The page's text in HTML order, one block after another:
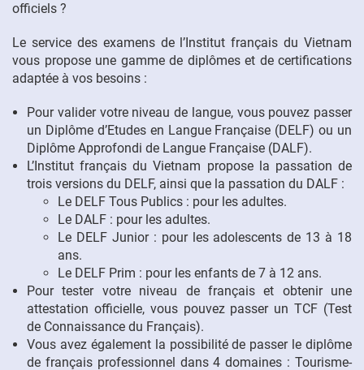
VI
officiels ?
Le service des examens de l’Institut français du Vietnam
vous propose une gamme de diplômes et de certifications
adaptée à vos besoins :
Pour valider votre niveau de langue, vous pouvez passer
un Diplôme d’Etudes en Langue Française (DELF) ou un
Diplôme Approfondi de Langue Française (DALF).
L’Institut français du Vietnam propose la passation de
trois versions du DELF, ainsi que la passation du DALF :
Le DELF Tous Publics : pour les adultes.
Le DALF : pour les adultes.
Le DELF Junior : pour les adolescents de 13 à 18
ans.
Le DELF Prim : pour les enfants de 7 à 12 ans.
Pour tester votre niveau de français et obtenir une
attestation officielle, vous pouvez passer un TCF (Test
de Connaissance du Français).
Vous avez également la possibilité de passer le diplôme
de français professionnel dans 4 domaines : Tourisme-